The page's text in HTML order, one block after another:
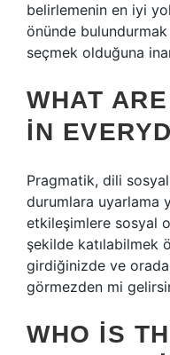
belirlemenin en iyi
önünde
seçmek olduğuna
WHAT
IN
Pragmatik, dili
durumlara uyarlama
etkileşimlere sosyal
şekilde katılabilmek
girdiğinizde ve
görmezden mi
WHO IS